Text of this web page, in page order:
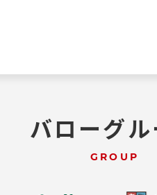
バローグル
GROUP